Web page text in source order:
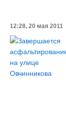
12:28, 20 мая 2011